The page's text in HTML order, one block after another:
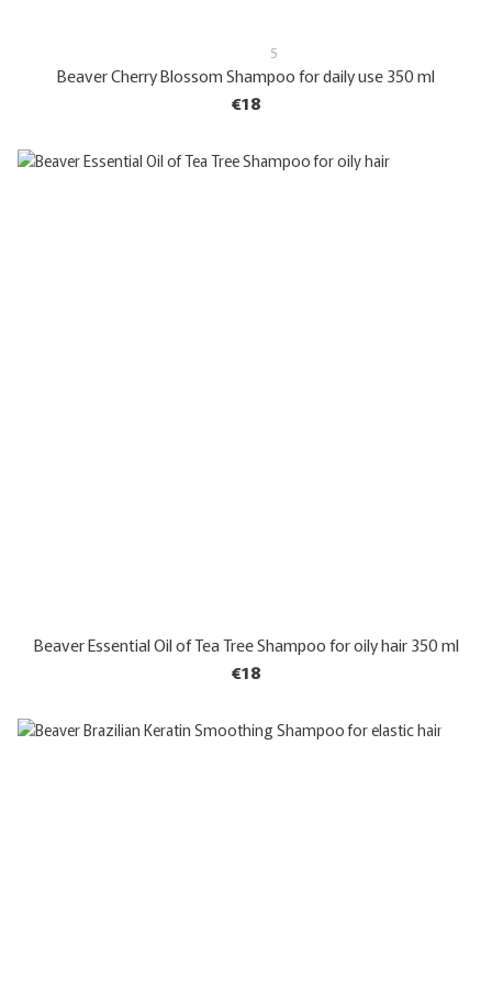
5
Beaver Cherry Blossom Shampoo for daily use 350 ml
€18
Beaver Essential Oil of Tea Tree Shampoo for oily hair 350 ml
€18